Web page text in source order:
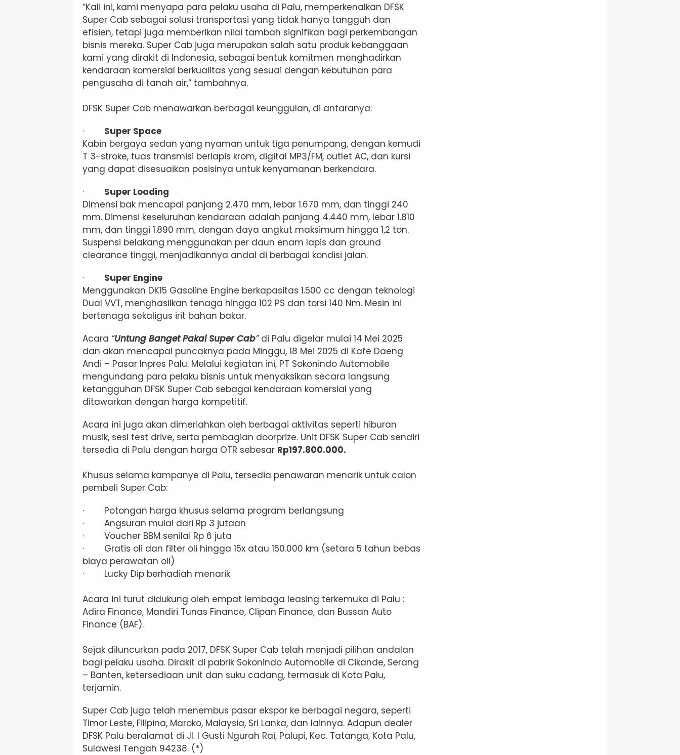
“Kali ini, kami menyapa para pelaku usaha di Palu, memperkenalkan DFSK
Super Cab sebagai solusi transportasi yang tidak hanya tangguh dan
efisien, tetapi juga memberikan nilai tambah signifikan bagi perkembangan
bisnis mereka. Super Cab juga merupakan salah satu produk kebanggaan
kami yang dirakit di Indonesia, sebagai bentuk komitmen menghadirkan
kendaraan komersial berkualitas yang sesuai dengan kebutuhan para
pengusaha di tanah air,” tambahnya.
DFSK Super Cab menawarkan berbagai keunggulan, di antaranya:
· Super Space
Kabin bergaya sedan yang nyaman untuk tiga penumpang, dengan kemudi
T 3-stroke, tuas transmisi berlapis krom, digital MP3/FM, outlet AC, dan kursi
yang dapat disesuaikan posisinya untuk kenyamanan berkendara.
· Super Loading
Dimensi bak mencapai panjang 2.470 mm, lebar 1.670 mm, dan tinggi 240
mm. Dimensi keseluruhan kendaraan adalah panjang 4.440 mm, lebar 1.810
mm, dan tinggi 1.890 mm, dengan daya angkut maksimum hingga 1,2 ton.
Suspensi belakang menggunakan per daun enam lapis dan ground
clearance tinggi, menjadikannya andal di berbagai kondisi jalan.
· Super Engine
Menggunakan DK15 Gasoline Engine berkapasitas 1.500 cc dengan teknologi
Dual VVT, menghasilkan tenaga hingga 102 PS dan torsi 140 Nm. Mesin ini
bertenaga sekaligus irit bahan bakar.
Acara “Untung Banget Pakai Super Cab”di Palu digelar mulai 14 Mei 2025
dan akan mencapai puncaknya pada Minggu, 18 Mei 2025 di Kafe Daeng
Andi – Pasar Inpres Palu. Melalui kegiatan ini, PT Sokonindo Automobile
mengundang para pelaku bisnis untuk menyaksikan secara langsung
ketangguhan DFSK Super Cab sebagai kendaraan komersial yang
ditawarkan dengan harga kompetitif.
Acara ini juga akan dimeriahkan oleh berbagai aktivitas seperti hiburan
musik, sesi test drive, serta pembagian doorprize. Unit DFSK Super Cab sendiri
tersedia di Palu dengan harga OTR sebesar Rp197.800.000.
Khusus selama kampanye di Palu, tersedia penawaran menarik untuk calon
pembeli Super Cab:
· Potongan harga khusus selama program berlangsung
· Angsuran mulai dari Rp 3 jutaan
· Voucher BBM senilai Rp 6 juta
· Gratis oli dan filter oli hingga 15x atau 150.000 km (setara 5 tahun bebas
biaya perawatan oli)
· Lucky Dip berhadiah menarik
Acara ini turut didukung oleh empat lembaga leasing terkemuka di Palu :
Adira Finance, Mandiri Tunas Finance, Clipan Finance, dan Bussan Auto
Finance (BAF).
Sejak diluncurkan pada 2017, DFSK Super Cab telah menjadi pilihan andalan
bagi pelaku usaha. Dirakit di pabrik Sokonindo Automobile di Cikande, Serang
– Banten, ketersediaan unit dan suku cadang, termasuk di Kota Palu,
terjamin.
Super Cab juga telah menembus pasar ekspor ke berbagai negara, seperti
Timor Leste, Filipina, Maroko, Malaysia, Sri Lanka, dan lainnya. Adapun dealer
DFSK Palu beralamat di Jl. I Gusti Ngurah Rai, Palupi, Kec. Tatanga, Kota Palu,
Sulawesi Tengah 94238. (*)